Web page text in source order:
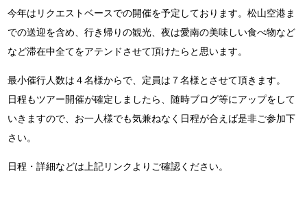
今年はリクエストベースでの開催を予定しております。松山空港ま
での送迎を含め、行き帰りの観光、夜は愛南の美味しい食べ物など
など滞在中全てをアテンドさせて頂けたらと思います。
最小催行人数は４名様からで、定員は７名様とさせて頂きます。
日程もツアー開催が確定しましたら、随時ブログ等にアップをして
いきますので、お一人様でも気兼ねなく日程が合えば是非ご参加下
さい。
日程・詳細などは上記リンクよりご確認ください。